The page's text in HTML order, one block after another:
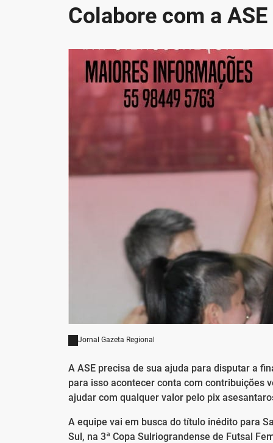
Colabore com a ASE
Jornal Gazeta Regional
A ASE precisa de sua ajuda para disputar a
para isso acontecer conta com contribuições
ajudar com qualquer valor pelo pix
A equipe vai em busca do título inédito para
Sul, na 3ª Copa Sulriograndense de Futsal